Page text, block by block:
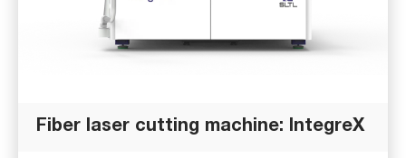
Fiber laser cutting machine: IntegreX